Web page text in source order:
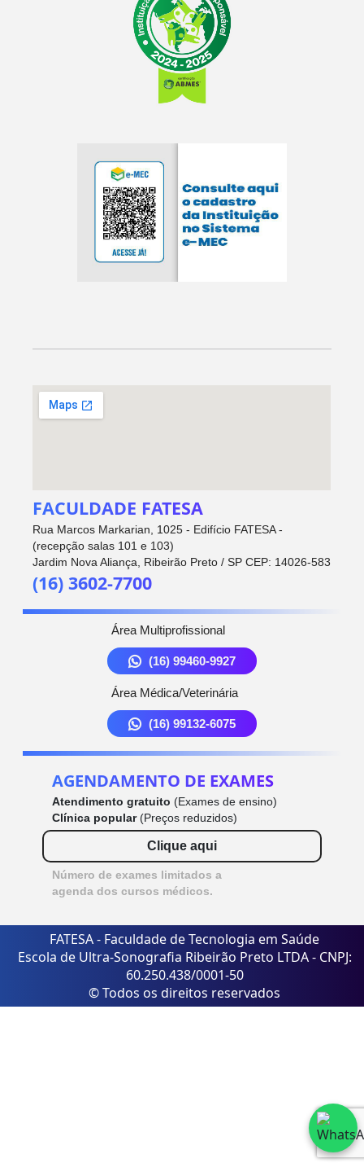
FACULDADE FATESA
Rua Marcos Markarian, 1025 - Edifício FATESA -
(recepção salas 101 e 103)
Jardim Nova Aliança, Ribeirão Preto / SP CEP: 14026-583
(16) 3602-7700
Área Multiprofissional
(16) 99460-9927
Área Médica/Veterinária
(16) 99132-6075
AGENDAMENTO DE EXAMES
Atendimento gratuito (Exames de ensino)
Clínica popular(Preços reduzidos)
Clique aqui
Número de exames limitados a
agenda dos cursos médicos.
FATESA - Faculdade de Tecnologia em Saúde
Escola de Ultra-Sonografia Ribeirão Preto LTDA - CNPJ:
60.250.438/0001-50
© Todos os direitos reservados